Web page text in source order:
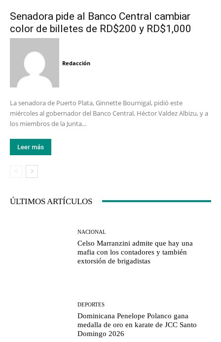
Senadora pide al Banco Central cambiar
color de billetes de RD$200 y RD$1,000
Redacción
La senadora de Puerto Plata, Ginnette Bournigal, pidió este
miércoles al gobernador del Banco Central, Héctor Valdez Albizu, y a
los miembros de la Junta...
Leer más
ÚLTIMOS ARTÍCULOS
NACIONAL
Celso Marranzini admite que hay una
mafia con los contadores y también
extorsión de brigadistas
DEPORTES
Dominicana Penelope Polanco gana
medalla de oro en karate de JCC Santo
Domingo 2026